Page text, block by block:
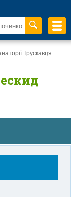
Трускавця